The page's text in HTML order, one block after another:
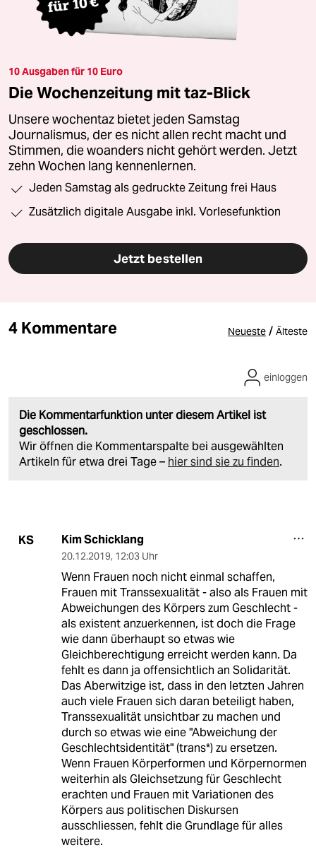
10 Ausgaben für 10 Euro
Die Wochenzeitung mit taz-Blick
Unsere wochentaz bietet jeden Samstag
Journalismus, der es nicht allen recht macht und
Stimmen, die woanders nicht gehört werden. Jetzt
zehn Wochen lang kennenlernen.
Jeden Samstag als gedruckte Zeitung frei Haus
Zusätzlich digitale Ausgabe inkl. Vorlesefunktion
Jetzt bestellen
4 Kommentare Neueste / Älteste
Die Kommentarfunktion unter diesem Artikel ist
geschlossen.
Wir öffnen die Kommentarspalte bei ausgewählten
Artikeln für etwa drei Tage – hier sind sie zu finden.
einloggen
KS Kim Schicklang
20.12.2019, 12:03 Uhr
Wenn Frauen noch nicht einmal schaffen,
Frauen mit Transsexualität - also als Frauen mit
Abweichungen des Körpers zum Geschlecht -
als existent anzuerkennen, ist doch die Frage
wie dann überhaupt so etwas wie
Gleichberechtigung erreicht werden kann. Da
fehlt es dann ja offensichtlich an Solidarität.
Das Aberwitzige ist, dass in den letzten Jahren
auch viele Frauen sich daran beteiligt haben,
Transsexualität unsichtbar zu machen und
durch so etwas wie eine "Abweichung der
Geschlechtsidentität" (trans*) zu ersetzen.
Wenn Frauen Körperformen und Körpernormen
weiterhin als Gleichsetzung für Geschlecht
erachten und Frauen mit Variationen des
Körpers aus politischen Diskursen
ausschliessen, fehlt die Grundlage für alles
weitere.